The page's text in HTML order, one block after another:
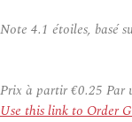
Note 4.1 étoiles, basé
Prix à partir€0.25 Par
Use this link to Order